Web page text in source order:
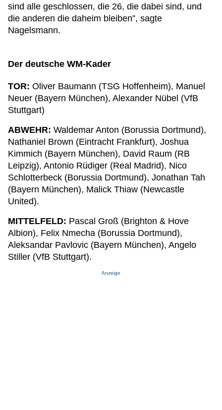
sind alle geschlossen, die 26, die dabei sind, und
die anderen die daheim bleiben”, sagte
Nagelsmann.
Der deutsche WM-Kader
TOR: Oliver Baumann (TSG Hoffenheim), Manuel
Neuer (Bayern München), Alexander Nübel (VfB
Stuttgart)
ABWEHR: Waldemar Anton (Borussia Dortmund),
Nathaniel Brown (Eintracht Frankfurt), Joshua
Kimmich (Bayern München), David Raum (RB
Leipzig), Antonio Rüdiger (Real Madrid), Nico
Schlotterbeck (Borussia Dortmund), Jonathan Tah
(Bayern München), Malick Thiaw (Newcastle
United).
MITTELFELD: Pascal Groß (Brighton & Hove
Albion), Felix Nmecha (Borussia Dortmund),
Aleksandar Pavlovic (Bayern München), Angelo
Stiller (VfB Stuttgart).
Anzeige